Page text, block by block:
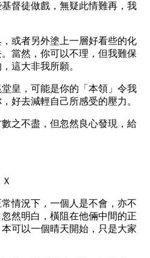
督徒做戲，無疑此情難再，我
或者另外塗上一層好看些的化
當然，你可以不理，但我難保
這大非我所願。
皇，可能是你的「本領」令我
好去減輕自己所感受的壓力。
之不盡，但忽然良心發現，給
情況下，一個人是不會，亦不
然明白，橫阻在他倆中間的正
可以一個晴天開始，只是大家